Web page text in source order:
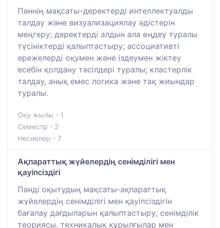
Пәннің мақсаты-деректерді интеллектуалды
талдау және визуализациялау әдістерін
меңгеру; деректерді алдын ала өңдеу туралы
түсініктерді қалыптастыру; ассоциативті
ережелерді оқумен және іздеумен жіктеу
есебін қолдану тәсілдері туралы; кластерлік
талдау, анық емес логика және тақ жиындар
туралы.
Оқу жылы - 1
Семестр - 2
Несиелер - 7
Ақпараттық жүйелердің сенімділігі мен
қауіпсіздігі
Пәнді оқытудың мақсаты-ақпараттық
жүйелердің сенімділігі мен қауіпсіздігін
бағалау дағдыларын қалыптастыру; сенімділік
теориясы, техникалық құрылғылар мен